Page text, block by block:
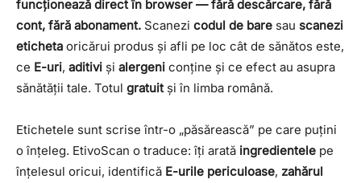
funcționează direct în browser — fără descărcare, fără
cont, fără abonament. Scanezi codul de bare sau scanezi
eticheta oricărui produs și afli pe loc cât de sănătos este,
ce E-uri, aditivi și alergeni conține și ce efect au asupra
sănătății tale. Totul gratuitși în limba română.
Etichetele sunt scrise într-o „păsărească” pe care puțini
o înțeleg. EtivoScan o traduce: îți arată ingredientele pe
înțelesul oricui, identifică E-urile periculoase, zahărul
Bună! Spuneți-mi ce căutați — un medic sau o clinică — și vă
ajut.
Toate Doar medici Doar clinici
mă doare burta, ce medic îmi recomandați?
clinică stomatologie pentru copii